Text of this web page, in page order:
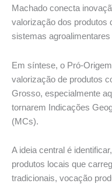
Machado conecta
valorização dos produtos
sistemas
Em síntese, o Pró-
valorização de produtos
Grosso, especialmente
tornarem Indicações
(MCs).
A ideia central é
produtos locais que
tradicionais, vocação